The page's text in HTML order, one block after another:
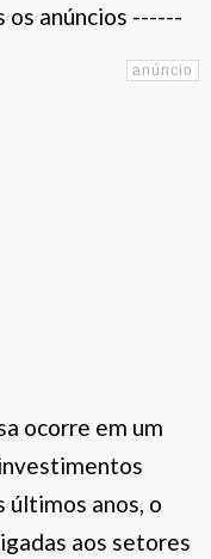
os anúncios ------
ocorre em um
últimos anos, o
aos setores